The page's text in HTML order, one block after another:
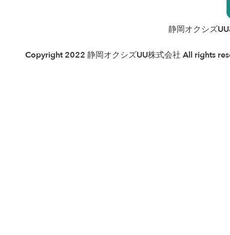
静岡オクシズ
Copyright 2022 静岡オクシズUU株式会社 All rights